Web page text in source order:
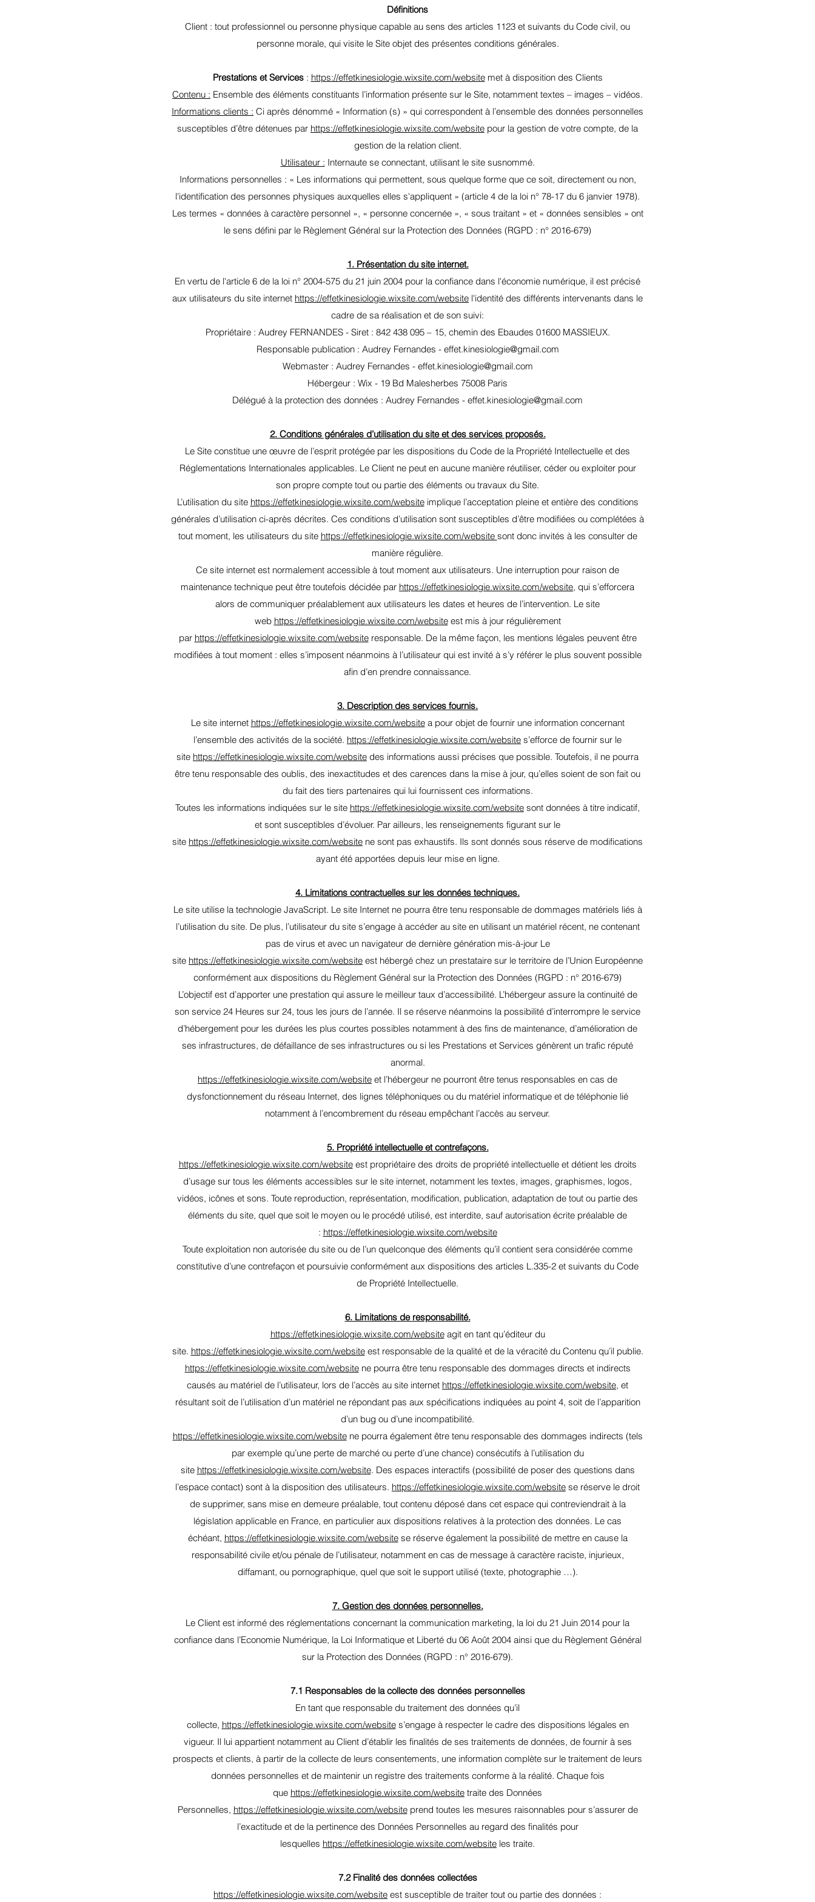
Définitions
Client : tout professionnel ou personne physique capable au sens des articles 1123 et suivants du Code civil, ou
personne morale, qui visite le Site objet des présentes conditions générales.
Prestations et Services: https://effetkinesiologie.wixsite.com/websitemet à disposition des Clients
Contenu : Ensemble des éléments constituants l’information présente sur le Site, notamment textes – images – vidéos.
Informations clients : Ci après dénommé « Information (s) » qui correspondent à l’ensemble des données personnelles
susceptibles d’être détenues par https://effetkinesiologie.wixsite.com/website pour la gestion de votre compte, de la
gestion de la relation client.
Utilisateur : Internaute se connectant, utilisant le site susnommé.
Informations personnelles : « Les informations qui permettent, sous quelque forme que ce soit, directement ou non,
l'identification des personnes physiques auxquelles elles s'appliquent » (article 4 de la loi n° 78-17 du 6 janvier 1978).
Les termes « données à caractère personnel », « personne concernée », « sous traitant » et « données sensibles » ont
le sens défini par le Règlement Général sur la Protection des Données (RGPD : n° 2016-679)
1. Présentation du site internet.
En vertu de l'article 6 de la loi n° 2004-575 du 21 juin 2004 pour la confiance dans l'économie numérique, il est précisé
aux utilisateurs du site internet https://effetkinesiologie.wixsite.com/website l'identité des différents intervenants dans le
cadre de sa réalisation et de son suivi:
Propriétaire : Audrey FERNANDES - Siret : 842 438 095 – 15, chemin des Ebaudes 01600 MASSIEUX.
Responsable publication : Audrey Fernandes - effet.kinesiologie@gmail.com
Webmaster : Audrey Fernandes - effet.kinesiologie@gmail.com
Hébergeur : Wix - 19 Bd Malesherbes 75008 Paris
Délégué à la protection des données : Audrey Fernandes - effet.kinesiologie@gmail.com
2. Conditions générales d’utilisation du site et des services proposés.
Le Site constitue une œuvre de l’esprit protégée par les dispositions du Code de la Propriété Intellectuelle et des
Réglementations Internationales applicables. Le Client ne peut en aucune manière réutiliser, céder ou exploiter pour
son propre compte tout ou partie des éléments ou travaux du Site.
L’utilisation du site https://effetkinesiologie.wixsite.com/websiteimplique l’acceptation pleine et entière des conditions
générales d’utilisation ci-après décrites. Ces conditions d’utilisation sont susceptibles d’être modifiées ou complétées à
tout moment, les utilisateurs du site https://effetkinesiologie.wixsite.com/website sont donc invités à les consulter de
manière régulière.
Ce site internet est normalement accessible à tout moment aux utilisateurs. Une interruption pour raison de
maintenance technique peut être toutefois décidée par https://effetkinesiologie.wixsite.com/website, qui s’efforcera
alors de communiquer préalablement aux utilisateurs les dates et heures de l’intervention. Le site
web https://effetkinesiologie.wixsite.com/websiteest mis à jour régulièrement
par https://effetkinesiologie.wixsite.com/websiteresponsable. De la même façon, les mentions légales peuvent être
modifiées à tout moment : elles s’imposent néanmoins à l’utilisateur qui est invité à s’y référer le plus souvent possible
afin d’en prendre connaissance.
3. Description des services fournis.
Le site internet https://effetkinesiologie.wixsite.com/websitea pour objet de fournir une information concernant
l’ensemble des activités de la société. https://effetkinesiologie.wixsite.com/website s’efforce de fournir sur le
site https://effetkinesiologie.wixsite.com/website des informations aussi précises que possible. Toutefois, il ne pourra
être tenu responsable des oublis, des inexactitudes et des carences dans la mise à jour, qu’elles soient de son fait ou
du fait des tiers partenaires qui lui fournissent ces informations.
Toutes les informations indiquées sur le site https://effetkinesiologie.wixsite.com/website sont données à titre indicatif,
et sont susceptibles d’évoluer. Par ailleurs, les renseignements figurant sur le
site https://effetkinesiologie.wixsite.com/website ne sont pas exhaustifs. Ils sont donnés sous réserve de modifications
ayant été apportées depuis leur mise en ligne.
4. Limitations contractuelles sur les données techniques.
Le site utilise la technologie JavaScript. Le site Internet ne pourra être tenu responsable de dommages matériels liés à
l’utilisation du site. De plus, l’utilisateur du site s’engage à accéder au site en utilisant un matériel récent, ne contenant
pas de virus et avec un navigateur de dernière génération mis-à-jour Le
site https://effetkinesiologie.wixsite.com/website est hébergé chez un prestataire sur le territoire de l’Union Européenne
conformément aux dispositions du Règlement Général sur la Protection des Données (RGPD : n° 2016-679)
L’objectif est d’apporter une prestation qui assure le meilleur taux d’accessibilité. L’hébergeur assure la continuité de
son service 24 Heures sur 24, tous les jours de l’année. Il se réserve néanmoins la possibilité d’interrompre le service
d’hébergement pour les durées les plus courtes possibles notamment à des fins de maintenance, d’amélioration de
ses infrastructures, de défaillance de ses infrastructures ou si les Prestations et Services génèrent un trafic réputé
anormal.
https://effetkinesiologie.wixsite.com/website et l’hébergeur ne pourront être tenus responsables en cas de
dysfonctionnement du réseau Internet, des lignes téléphoniques ou du matériel informatique et de téléphonie lié
notamment à l’encombrement du réseau empêchant l’accès au serveur.
5. Propriété intellectuelle et contrefaçons.
https://effetkinesiologie.wixsite.com/websiteest propriétaire des droits de propriété intellectuelle et détient les droits
d’usage sur tous les éléments accessibles sur le site internet, notamment les textes, images, graphismes, logos,
vidéos, icônes et sons. Toute reproduction, représentation, modification, publication, adaptation de tout ou partie des
éléments du site, quel que soit le moyen ou le procédé utilisé, est interdite, sauf autorisation écrite préalable de
: https://effetkinesiologie.wixsite.com/website
Toute exploitation non autorisée du site ou de l’un quelconque des éléments qu’il contient sera considérée comme
constitutive d’une contrefaçon et poursuivie conformément aux dispositions des articles L.335-2 et suivants du Code
de Propriété Intellectuelle.
6. Limitations de responsabilité.
https://effetkinesiologie.wixsite.com/websiteagit en tant qu’éditeur du
site. https://effetkinesiologie.wixsite.com/websiteest responsable de la qualité et de la véracité du Contenu qu’il publie.
https://effetkinesiologie.wixsite.com/websitene pourra être tenu responsable des dommages directs et indirects
causés au matériel de l’utilisateur, lors de l’accès au site internet https://effetkinesiologie.wixsite.com/website, et
résultant soit de l’utilisation d’un matériel ne répondant pas aux spécifications indiquées au point 4, soit de l’apparition
d’un bug ou d’une incompatibilité.
https://effetkinesiologie.wixsite.com/websitene pourra également être tenu responsable des dommages indirects (tels
par exemple qu’une perte de marché ou perte d’une chance) consécutifs à l’utilisation du
site https://effetkinesiologie.wixsite.com/website. Des espaces interactifs (possibilité de poser des questions dans
l’espace contact) sont à la disposition des utilisateurs. https://effetkinesiologie.wixsite.com/website se réserve le droit
de supprimer, sans mise en demeure préalable, tout contenu déposé dans cet espace qui contreviendrait à la
législation applicable en France, en particulier aux dispositions relatives à la protection des données. Le cas
échéant, https://effetkinesiologie.wixsite.com/websitese réserve également la possibilité de mettre en cause la
responsabilité civile et/ou pénale de l’utilisateur, notamment en cas de message à caractère raciste, injurieux,
diffamant, ou pornographique, quel que soit le support utilisé (texte, photographie …).
7. Gestion des données personnelles.
Le Client est informé des réglementations concernant la communication marketing, la loi du 21 Juin 2014 pour la
confiance dans l’Economie Numérique, la Loi Informatique et Liberté du 06 Août 2004 ainsi que du Règlement Général
sur la Protection des Données (RGPD : n° 2016-679).
7.1 Responsables de la collecte des données personnelles
En tant que responsable du traitement des données qu’il
collecte, https://effetkinesiologie.wixsite.com/websites’engage à respecter le cadre des dispositions légales en
vigueur. Il lui appartient notamment au Client d’établir les finalités de ses traitements de données, de fournir à ses
prospects et clients, à partir de la collecte de leurs consentements, une information complète sur le traitement de leurs
données personnelles et de maintenir un registre des traitements conforme à la réalité. Chaque fois
que https://effetkinesiologie.wixsite.com/website traite des Données
Personnelles, https://effetkinesiologie.wixsite.com/websiteprend toutes les mesures raisonnables pour s’assurer de
l’exactitude et de la pertinence des Données Personnelles au regard des finalités pour
lesquelles https://effetkinesiologie.wixsite.com/website les traite.
7.2 Finalité des données collectées
https://effetkinesiologie.wixsite.com/website est susceptible de traiter tout ou partie des données :